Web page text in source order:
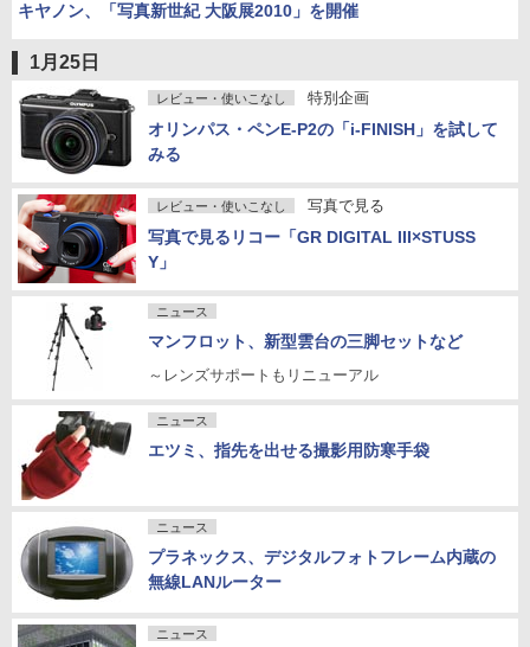
キヤノン、「写真新世紀 大阪展2010」を開催
1月25日
レビュー・使いこなし 特別企画
オリンパス・ペンE-P2の「i-FINISH」を試して
みる
レビュー・使いこなし 写真で見る
写真で見るリコー「GR DIGITAL III×STUSS
Y」
ニュース
マンフロット、新型雲台の三脚セットなど
～レンズサポートもリニューアル
ニュース
エツミ、指先を出せる撮影用防寒手袋
ニュース
プラネックス、デジタルフォトフレーム内蔵の
無線LANルーター
ニュース